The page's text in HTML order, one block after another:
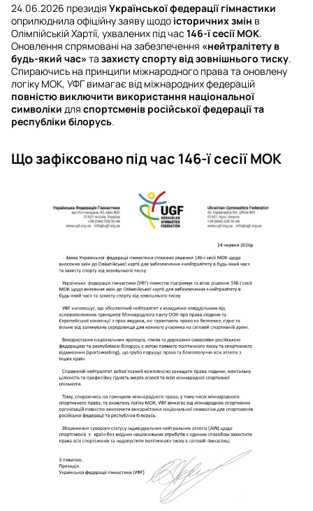
24.06.2026 президія Української федерації гімнастики
оприлюднила офіційну заяву щодо історичних змін в
Олімпійській Хартії, ухвалених під час 146-ї сесії МОК.
Оновлення спрямовані на забезпечення «нейтралітету в
будь-який час» та захисту спорту від зовнішнього тиску.
Спираючись на принципи міжнародного права та оновлену
логіку МОК, УФГ вимагає від міжнародних федерацій
повністю виключити використання національної
символіки для спортсменів російської федерації та
республіки білорусь.
Що зафіксовано під час 146-ї сесії МОК